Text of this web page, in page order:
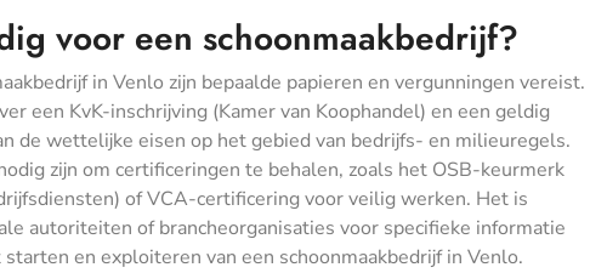
voor een schoonmaakbedrijf?
in Venlo zijn bepaalde papieren en vergunningen vereist.
een KvK-inschrijving (Kamer van Koophandel) en een geldig
de wettelijke eisen op het gebied van bedrijfs- en milieuregels.
zijn om certificeringen te behalen, zoals het OSB-keurmerk
of VCA-certificering voor veilig werken. Het is
autoriteiten of brancheorganisaties voor specifieke informatie
en exploiteren van een schoonmaakbedrijf in Venlo.